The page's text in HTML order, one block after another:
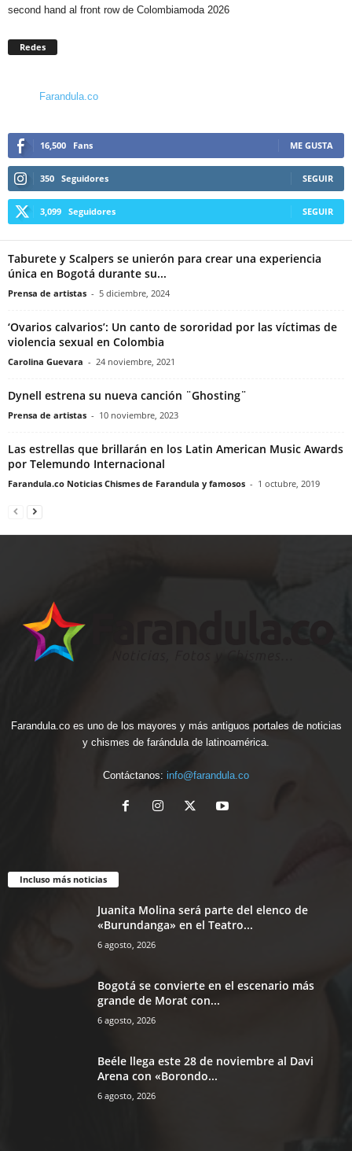
second hand al front row de Colombiamoda 2026
Redes
Farandula.co
16,500 Fans ME GUSTA
350 Seguidores SEGUIR
3,099 Seguidores SEGUIR
Taburete y Scalpers se unierón para crear una experiencia
única en Bogotá durante su...
Prensa de artistas - 5 diciembre, 2024
‘Ovarios calvarios’: Un canto de sororidad por las víctimas de
violencia sexual en Colombia
Carolina Guevara - 24 noviembre, 2021
Dynell estrena su nueva canción ¨Ghosting¨
Prensa de artistas - 10 noviembre, 2023
Las estrellas que brillarán en los Latin American Music Awards
por Telemundo Internacional
Farandula.co Noticias Chismes de Farandula y famosos - 1 octubre, 2019
Farandula.co es uno de los mayores y más antiguos portales de noticias
y chismes de farándula de latinoamérica.
Contáctanos: info@farandula.co
Incluso más noticias
Juanita Molina será parte del elenco de
«Burundanga» en el Teatro...
6 agosto, 2026
Bogotá se convierte en el escenario más
grande de Morat con...
6 agosto, 2026
Beéle llega este 28 de noviembre al Davi
Arena con «Borondo...
6 agosto, 2026